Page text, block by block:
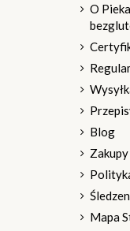
O
Blog
Mapa